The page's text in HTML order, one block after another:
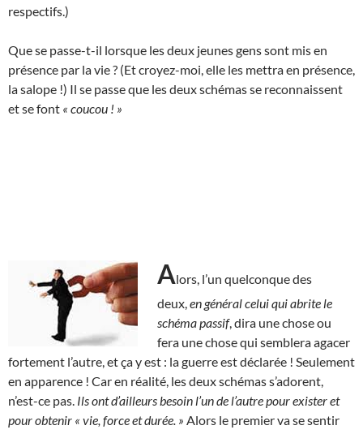
respectifs.)
Que se passe-t-il lorsque les deux jeunes gens sont mis en
présence par la vie ? (Et croyez-moi, elle les mettra en présence,
la salope !) Il se passe que les deux schémas se reconnaissent
et se font « coucou ! »
Alors, l’un quelconque des
deux, en général celui qui abrite le
schéma passif, dira une chose ou
fera une chose qui semblera agacer
fortement l’autre, et ça y est : la guerre est déclarée ! Seulement
en apparence ! Car en réalité, les deux schémas s’adorent,
n’est-ce pas. Ils ont d’ailleurs besoin l’un de l’autre pour exister et
pour obtenir « vie, force et durée. » Alors le premier va se sentir